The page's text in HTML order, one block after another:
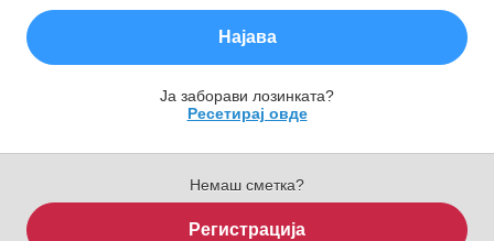
Најава
Ја заборави лозинката?
Ресетирај овде
Немаш сметка?
Регистрација